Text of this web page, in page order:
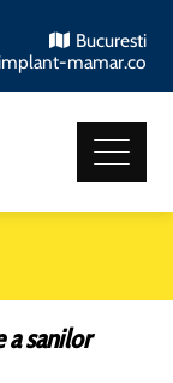
Bucuresti
mamar.co
a sanilor